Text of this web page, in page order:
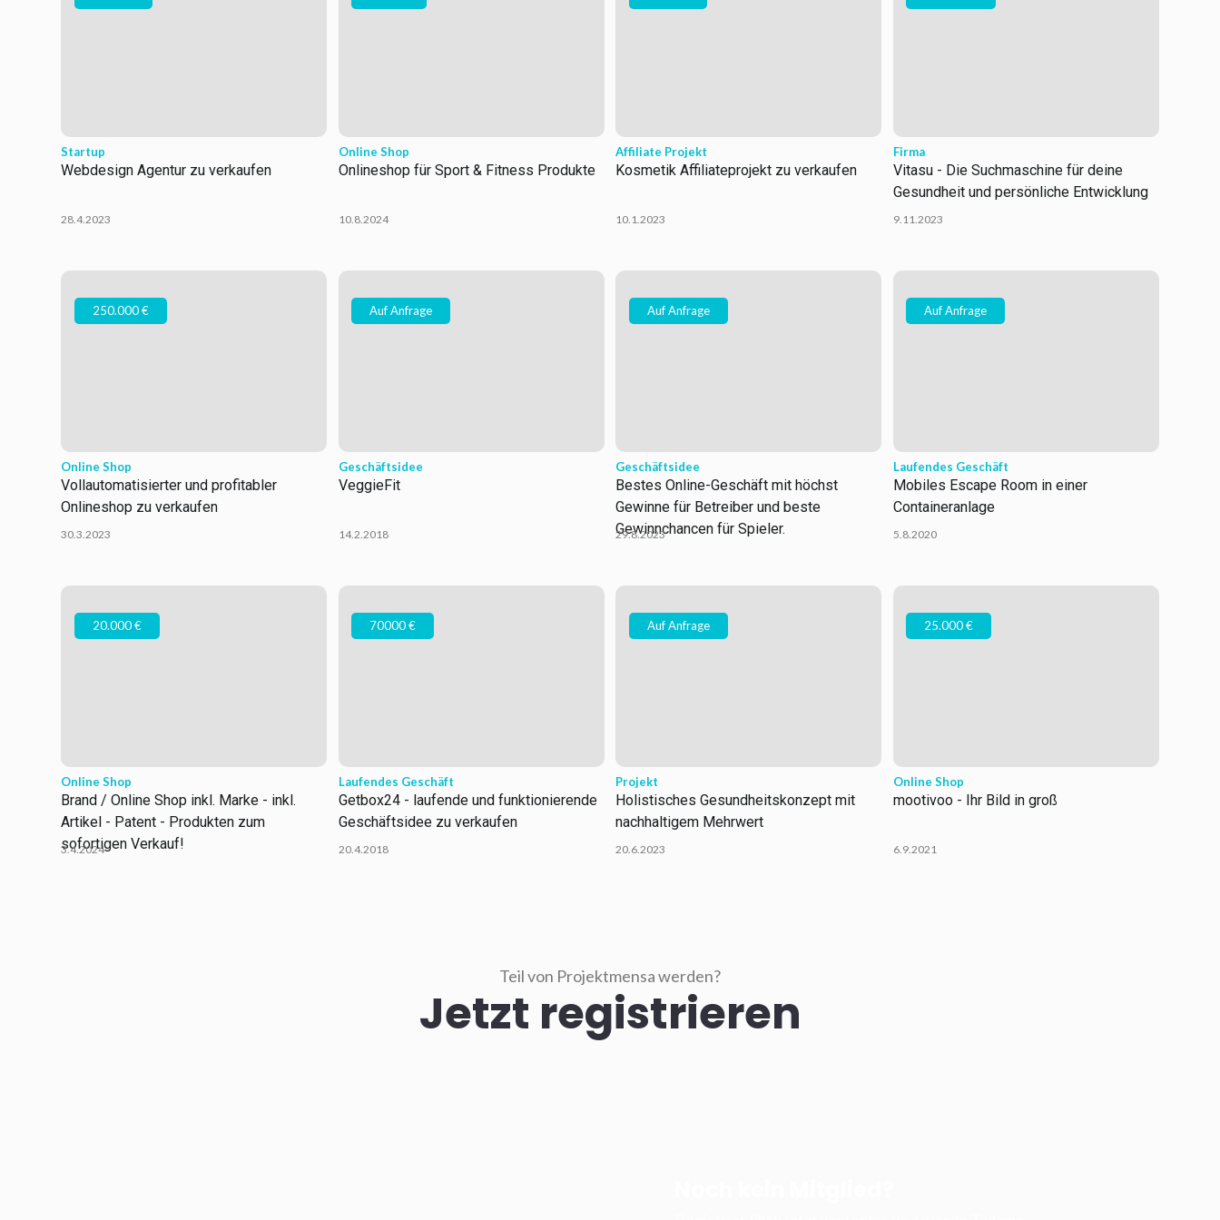
Startup
Webdesign Agentur zu verkaufen
28.4.2023
Online Shop
Onlineshop für Sport & Fitness Produkte
10.8.2024
Affiliate Projekt
Kosmetik Affiliateprojekt zu verkaufen
10.1.2023
Firma
Vitasu - Die Suchmaschine für deine
Gesundheit und persönliche Entwicklung
9.11.2023
250.000 €
Online Shop
Vollautomatisierter und profitabler
Onlineshop zu verkaufen
30.3.2023
Auf Anfrage
Geschäftsidee
VeggieFit
14.2.2018
Auf Anfrage
Geschäftsidee
Bestes Online-Geschäft mit höchst
Gewinne für Betreiber und beste
Gewinnchancen für Spieler.
29.8.2023
Auf Anfrage
Laufendes Geschäft
Mobiles Escape Room in einer
Containeranlage
5.8.2020
20.000 €
Online Shop
Brand / Online Shop inkl. Marke - inkl.
Artikel - Patent - Produkten zum
sofortigen Verkauf!
3.4.2024
70000 €
Laufendes Geschäft
Getbox24 - laufende und funktionierende
Geschäftsidee zu verkaufen
20.4.2018
Auf Anfrage
Projekt
Holistisches Gesundheitskonzept mit
nachhaltigem Mehrwert
20.6.2023
25.000 €
Online Shop
mootivoo - Ihr Bild in groß
6.9.2021
Teil von Projektmensa werden?
Jetzt registrieren